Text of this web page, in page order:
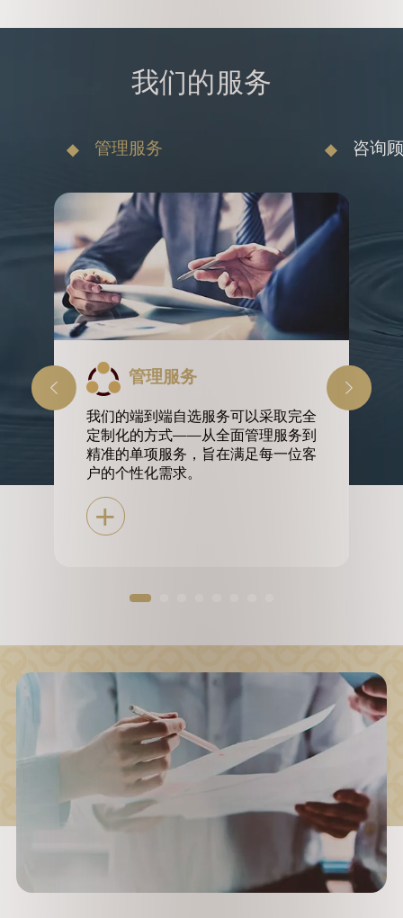
我们的服务
管理服务 咨询
运
管理服务
我们的端到端自选服务可以采取完全
定制化的方式——从全面管理服务到
精准的单项服务，旨在满足每一位客
户的个性化需求。